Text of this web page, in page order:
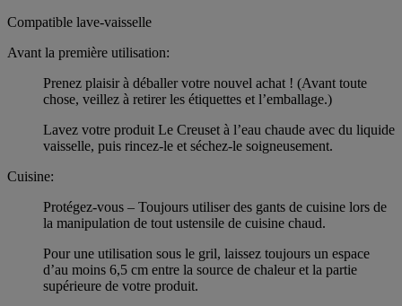
Compatible lave-vaisselle
Avant la première utilisation:
Prenez plaisir à déballer votre nouvel achat ! (Avant toute
chose, veillez à retirer les étiquettes et l’emballage.)
Lavez votre produit Le Creuset à l’eau chaude avec du liquide
vaisselle, puis rincez-le et séchez-le soigneusement.
Cuisine:
Protégez-vous – Toujours utiliser des gants de cuisine lors de
la manipulation de tout ustensile de cuisine chaud.
Pour une utilisation sous le gril, laissez toujours un espace
d’au moins 6,5 cm entre la source de chaleur et la partie
supérieure de votre produit.